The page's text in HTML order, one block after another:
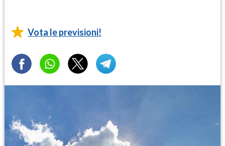
Vota le previsioni!